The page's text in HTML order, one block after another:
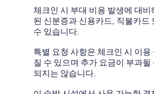
체크인 시 부대 비용 발생에 대
된 신분증과 신용카드, 직불카
수 있습니다.
특별 요청 사항은 체크인 시 이
질 수 있으며 추가 요금이 부과
되지는 않습니다.